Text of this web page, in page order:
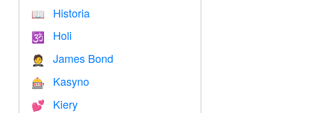
📖 Historia
🕉 Holi
🤵 James Bond
🎰 Kasyno
💕 Kiery